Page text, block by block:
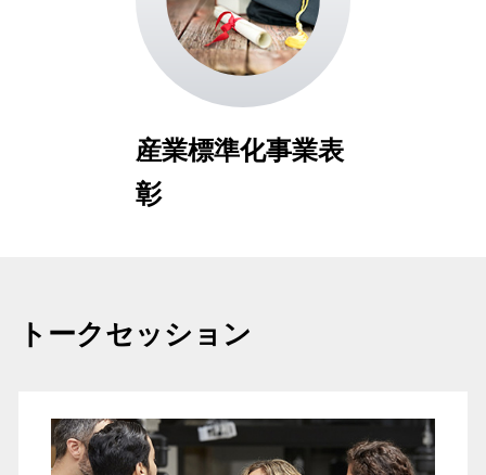
産業標準化事業表
彰
トークセッション